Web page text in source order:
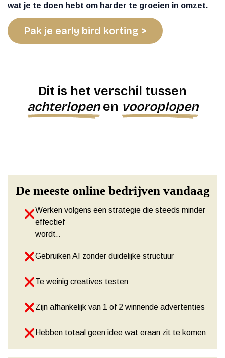
wat je te doen hebt om harder te groeien in omzet.
Pak je early bird korting >
Dit is het verschil tussen
achterlopenen vooroplopen
De meeste online bedrijven vandaag
Werken volgens een strategie die steeds minder
effectief
wordt..
Gebruiken AI zonder duidelijke structuur
Te weinig creatives testen
Zijn afhankelijk van 1 of 2 winnende advertenties
Hebben totaal geen idee wat eraan zit te komen